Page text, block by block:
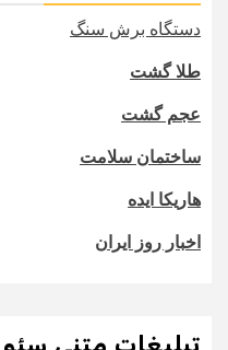
دستگاه برش سنگ
طلا گشت
عجم گشت
ساختمان سلامت
هاریکا ایده
اخبار روز ایران